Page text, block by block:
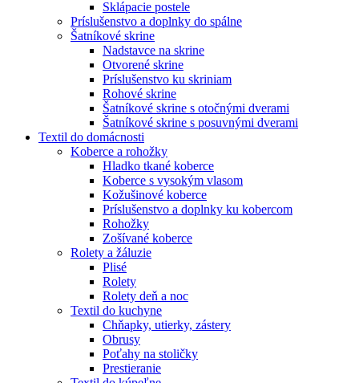
Sklápacie postele
Príslušenstvo a doplnky do spálne
Šatníkové skrine
Nadstavce na skrine
Otvorené skrine
Príslušenstvo ku skriniam
Rohové skrine
Šatníkové skrine s otočnými dverami
Šatníkové skrine s posuvnými dverami
Textil do domácnosti
Koberce a rohožky
Hladko tkané koberce
Koberce s vysokým vlasom
Kožušinové koberce
Príslušenstvo a doplnky ku kobercom
Rohožky
Zošívané koberce
Rolety a žáluzie
Plisé
Rolety
Rolety deň a noc
Textil do kuchyne
Chňapky, utierky, zástery
Obrusy
Poťahy na stoličky
Prestieranie